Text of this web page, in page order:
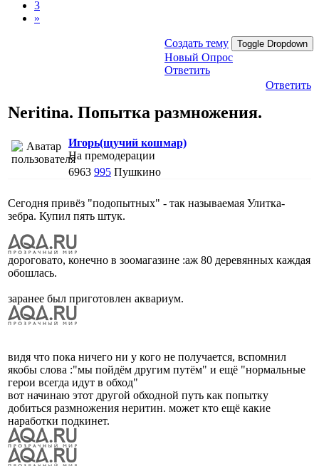
3
»
Создать тему Toggle Dropdown
Новый Опрос
Ответить
Ответить
Neritina. Попытка размножения.
Игорь(щучий кошмар)
На премодерации
6963 995 Пушкино
Сегодня привёз "подопытных" - так называемая Улитка-
зебра. Купил пять штук.
дороговато, конечно в зоомагазине :аж 80 деревянных каждая
обошлась.
заранее был приготовлен аквариум.
видя что пока ничего ни у кого не получается, вспомнил
якобы слова :"мы пойдём другим путём" и ещё "нормальные
герои всегда идут в обход"
вот начинаю этот другой обходной путь как попытку
добиться размножения неритин. может кто ещё какие
наработки подкинет.